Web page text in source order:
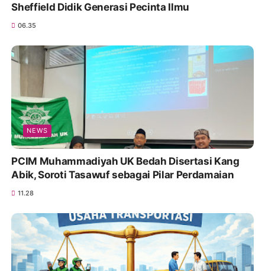
Sheffield Didik Generasi Pecinta Ilmu
06.35
NEWS
PCIM Muhammadiyah UK Bedah Disertasi Kang
Abik, Soroti Tasawuf sebagai Pilar Perdamaian
11.28